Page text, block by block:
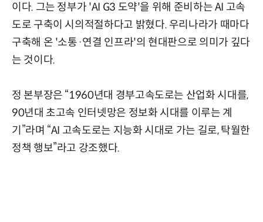
이다. 그는 정부가 'AI G3 도약'을 위해 준비하는 AI 고속
도로 구축이 시의적절하다고 밝혔다. 우리나라가 때마다
구축해 온 '소통·연결 인프라'의 현대판으로 의미가 깊다
는 것이다.
정 본부장은 “1960년대 경부고속도로는 산업화 시대를,
90년대 초고속 인터넷망은 정보화 시대를 이루는 계
기”라며 “AI 고속도로는 지능화 시대로 가는 길로, 탁월한
정책 행보”라고 강조했다.